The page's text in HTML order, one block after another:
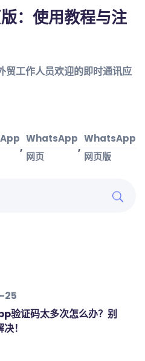
：使用教程与注
工作人员欢迎的即时通讯应
,
WhatsApp
网页
,
WhatsApp
网页版
25
证码太多次怎么办？别
！